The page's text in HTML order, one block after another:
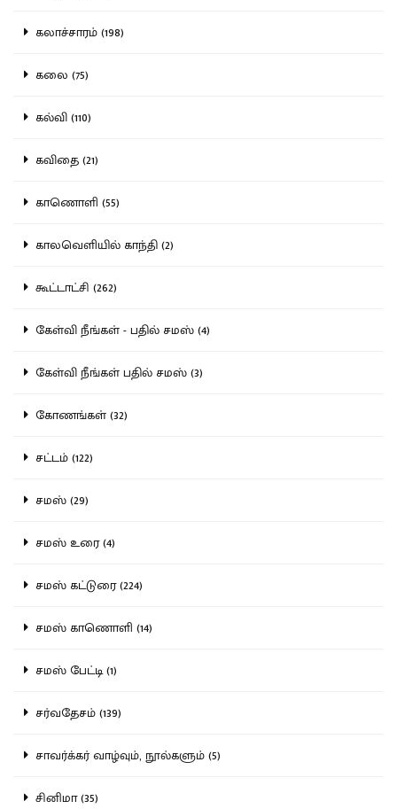
கலாச்சாரம் (198)
கலை (75)
கல்வி (110)
கவிதை (21)
காணொளி (55)
காலவெளியில் காந்தி (2)
கூட்டாட்சி (262)
கேள்வி நீங்கள் - பதில் சமஸ் (4)
கேள்வி நீங்கள் பதில் சமஸ் (3)
கோணங்கள் (32)
சட்டம் (122)
சமஸ் (29)
சமஸ் உரை (4)
சமஸ் கட்டுரை (224)
சமஸ் காணொளி (14)
சமஸ் பேட்டி (1)
சர்வதேசம் (139)
சாவர்க்கர் வாழ்வும், நூல்களும் (5)
சினிமா (35)